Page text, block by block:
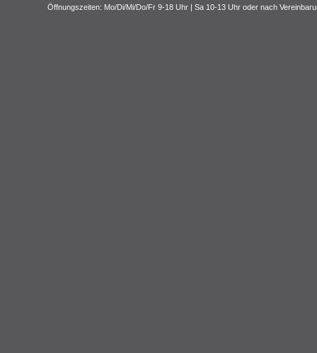
Öffnungszeiten: Mo/Di/Mi/Do/Fr 9-18 Uhr | Sa 10-13 Uhr oder nach